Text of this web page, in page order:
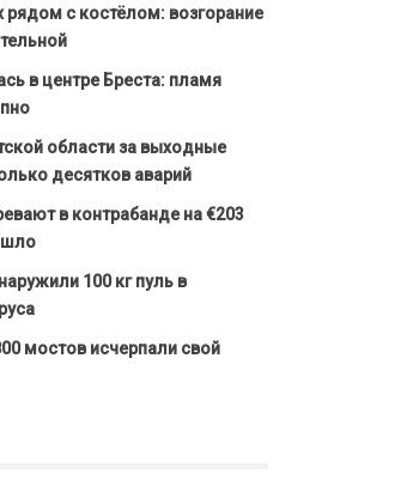
рядом с костёлом: возгорание
в центре Бреста: пламя
области за выходные
десятков аварий
в контрабанде на €203
100 кг пуль в
мостов исчерпали свой